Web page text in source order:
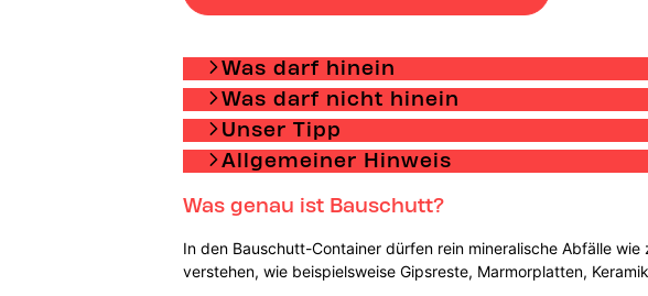
Was darf hinein
Was darf nicht hinein
Unser Tipp
Allgemeiner Hinweis
Was genau ist Bauschutt?
In den Bauschutt-Container dürfen rein mineralische Abfälle
verstehen, wie beispielsweise Gipsreste, Marmorplatten,